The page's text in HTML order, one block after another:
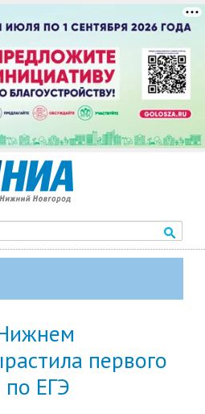
первого
по ЕГЭ